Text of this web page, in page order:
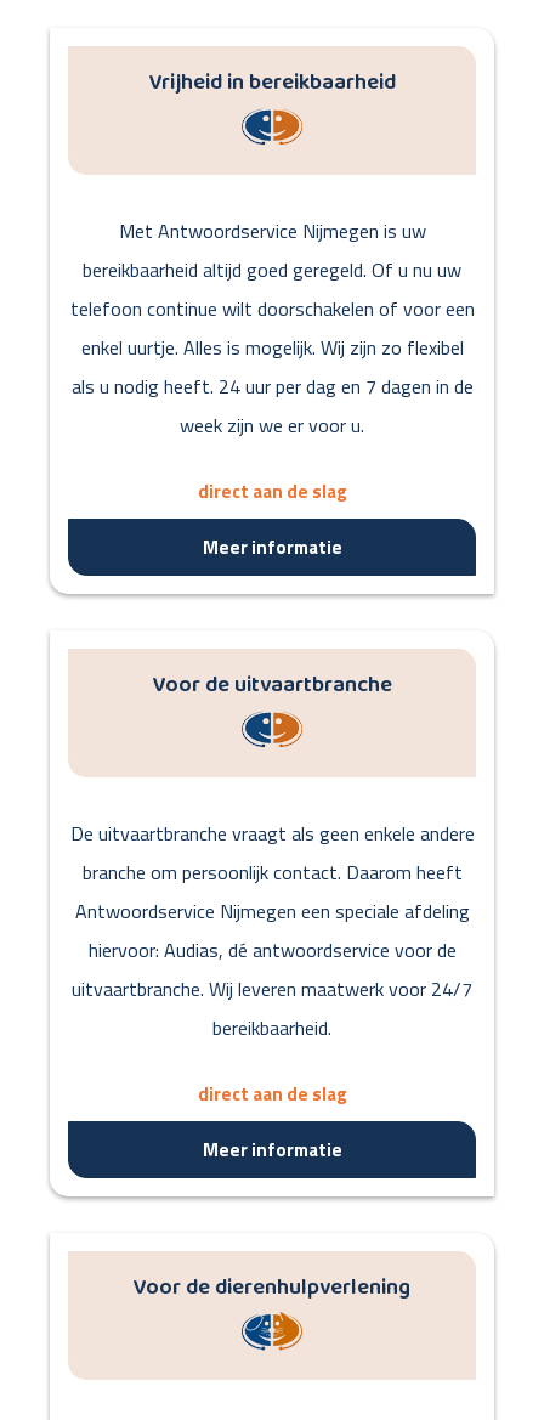
Vrijheid in bereikbaarheid
Met Antwoordservice Nijmegen is uw
bereikbaarheid altijd goed geregeld. Of u nu uw
telefoon continue wilt doorschakelen of voor een
enkel uurtje. Alles is mogelijk. Wij zijn zo flexibel
als u nodig heeft. 24 uur per dag en 7 dagen in de
week zijn we er voor u.
direct aan de slag
Meer informatie
Voor de uitvaartbranche
De uitvaartbranche vraagt als geen enkele andere
branche om persoonlijk contact. Daarom heeft
Antwoordservice Nijmegen een speciale afdeling
hiervoor: Audias, dé antwoordservice voor de
uitvaartbranche. Wij leveren maatwerk voor 24/7
bereikbaarheid.
direct aan de slag
Meer informatie
Voor de dierenhulpverlening